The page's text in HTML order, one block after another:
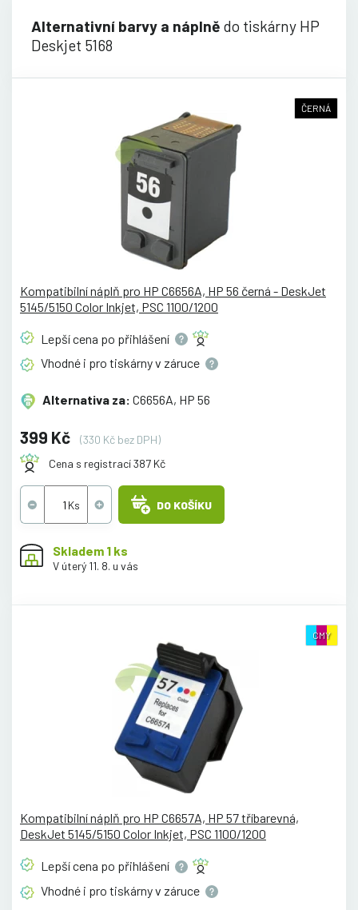
Alternativní barvy a náplně do tiskárny HP
Deskjet 5168
ČERNÁ
Kompatibilní náplň pro HP C6656A, HP 56 černá - DeskJet
5145/5150 Color Inkjet, PSC 1100/1200
Lepší cena po přihlášení
Vhodné i pro tiskárny v záruce
Alternativa za: C6656A, HP 56
399 Kč
(330 Kč bez DPH)
Cena s registrací 387 Kč
DO KOŠÍKU
Skladem 1 ks
V úterý 11. 8. u vás
CMY
Kompatibilní náplň pro HP C6657A, HP 57 tříbarevná,
DeskJet 5145/5150 Color Inkjet, PSC 1100/1200
Lepší cena po přihlášení
Vhodné i pro tiskárny v záruce